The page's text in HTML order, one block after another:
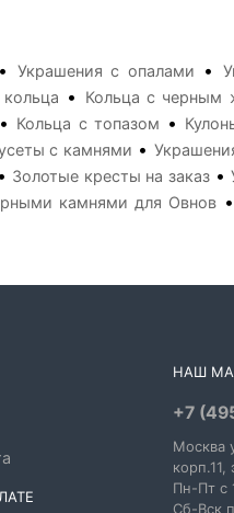
• Украшения с опалами •
• Кольца с черным
• Кольца с топазом •
с камнями •
• Золотые кресты на заказ•
камнями для Овнов•
НАШ
+7
Москва
корп.11,
Пн-Пт c
Сб-Вск